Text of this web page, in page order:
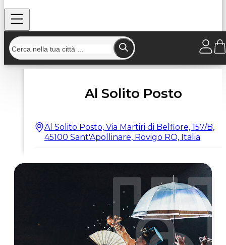
Home/Strutture/Al Solito Posto
Al Solito Posto
Al Solito Posto, Via Martiri di Belfiore, 157/B,
45100 Sant'Apollinare, Rovigo RO, Italia